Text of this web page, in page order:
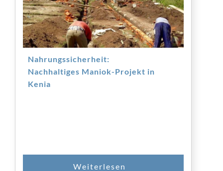
Nahrungssicherheit:
Nachhaltiges Maniok-Projekt in
Kenia